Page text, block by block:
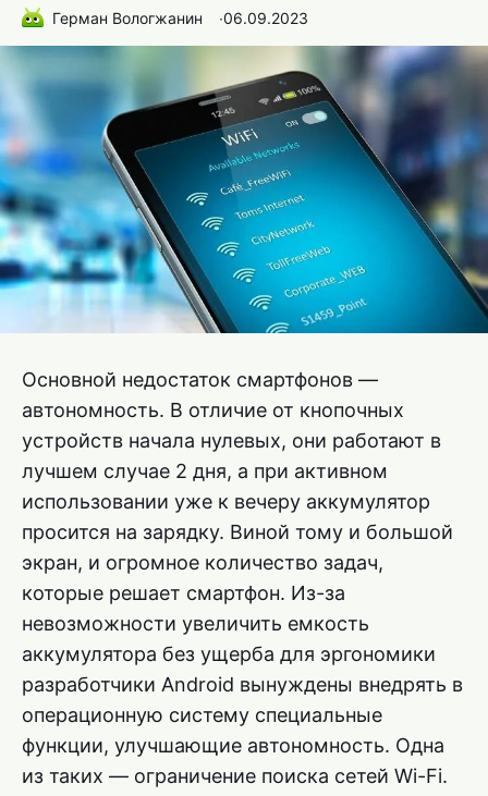
Герман Вологжанин ∙06.09.2023
Основной недостаток смартфонов —
автономность. В отличие от кнопочных
устройств начала нулевых, они работают в
лучшем случае 2 дня, а при активном
использовании уже к вечеру аккумулятор
просится на зарядку. Виной тому и большой
экран, и огромное количество задач,
которые решает смартфон. Из-за
невозможности увеличить емкость
аккумулятора без ущерба для эргономики
разработчики Android вынуждены внедрять в
операционную систему специальные
функции, улучшающие автономность. Одна
из таких — ограничение поиска сетей Wi-Fi.